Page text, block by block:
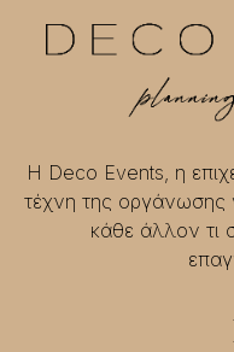
Η Deco Events, η
τέχνη της οργάνωσης
κάθε άλλον τι